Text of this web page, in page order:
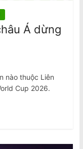
Á dừng
nào thuộc Liên
Cup 2026.